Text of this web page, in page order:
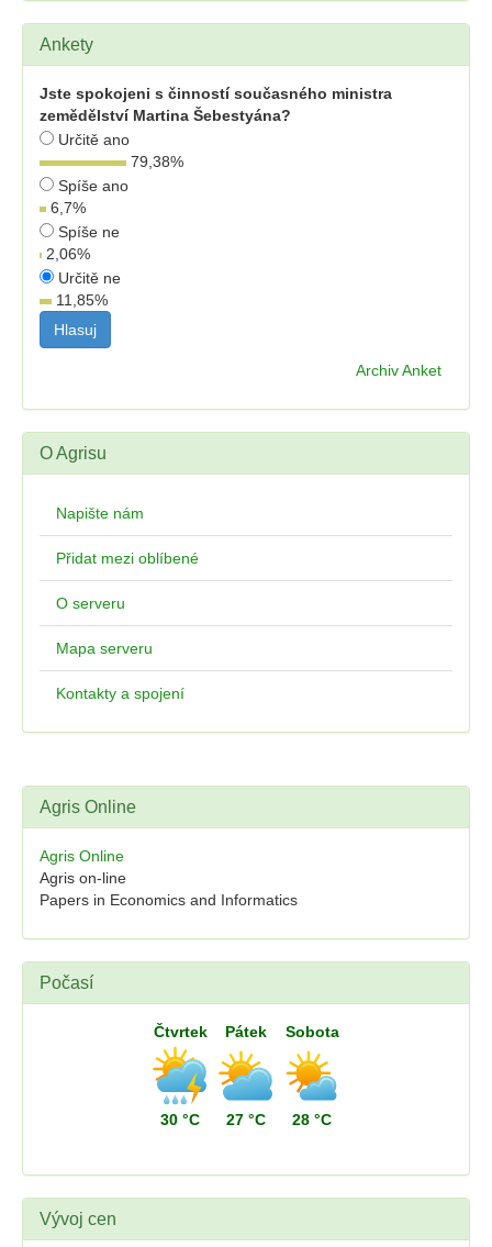
Ankety
Jste spokojeni s činností současného ministra
zemědělství Martina Šebestyána?
Určitě ano
79,38%
Spíše ano
6,7%
Spíše ne
2,06%
Určitě ne
11,85%
Archiv Anket
O Agrisu
Napište nám
Přidat mezi oblíbené
O serveru
Mapa serveru
Kontakty a spojení
Agris Online
Agris Online
Agris on-line
Papers in Economics and Informatics
Počasí
Čtvrtek
30 °C
Pátek
27 °C
Sobota
28 °C
Vývoj cen